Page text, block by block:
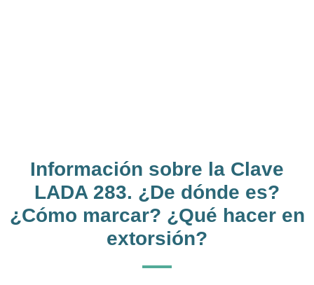
Información sobre la Clave
LADA 283. ¿De dónde es?
¿Cómo marcar? ¿Qué hacer en
extorsión?